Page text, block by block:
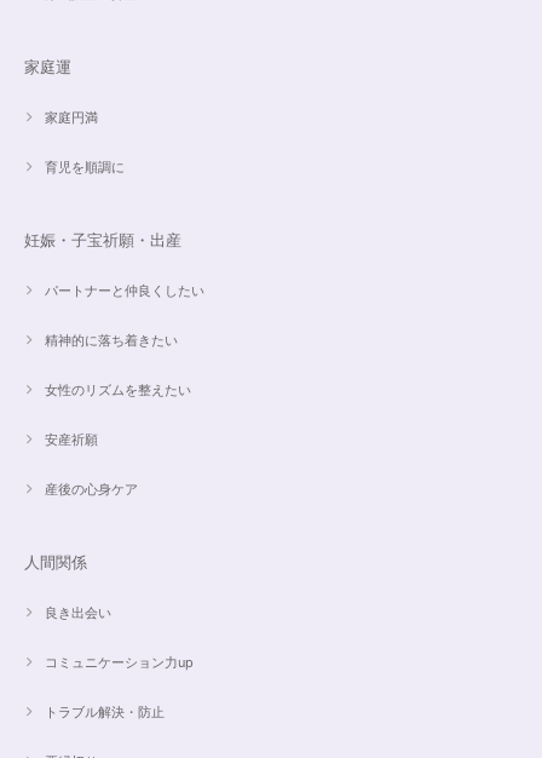
家庭運
家庭円満
育児を順調に
妊娠・子宝祈願・出産
パートナーと仲良くしたい
精神的に落ち着きたい
女性のリズムを整えたい
安産祈願
産後の心身ケア
人間関係
良き出会い
コミュニケーション力up
トラブル解決・防止